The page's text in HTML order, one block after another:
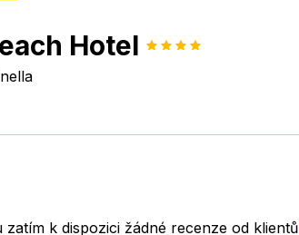
Hotel
k dispozici žádné recenze od klientů